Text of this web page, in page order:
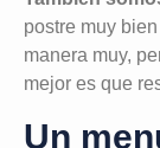
postre muy
manera muy,
mejor es que
Un